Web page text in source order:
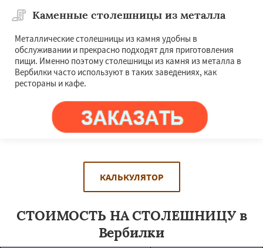
Каменные столешницы из металла
Металлические столешницы из камня удобны в
обслуживании и прекрасно подходят для приготовления
пищи. Именно поэтому столешницы из камня из металла в
Вербилки часто используют в таких заведениях, как
рестораны и кафе.
КАЛЬКУЛЯТОР
СТОИМОСТЬ НА СТОЛЕШНИЦУ в
Вербилки